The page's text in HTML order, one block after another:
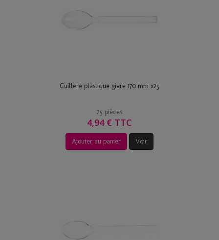
Cuillere plastique givre 170 mm x25
25 pièces
4,94 € TTC
Ajouter au panier Voir